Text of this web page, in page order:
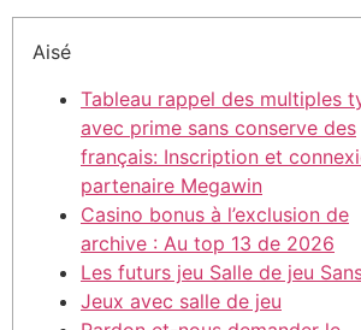
Aisé
Tableau rappel des multiples
avec prime sans conserve des
français: Inscription et
partenaire Megawin
Casino bonus à l’exclusion de
archive : Au top 13 de 2026
Les futurs jeu Salle de jeu
Jeux avec salle de jeu